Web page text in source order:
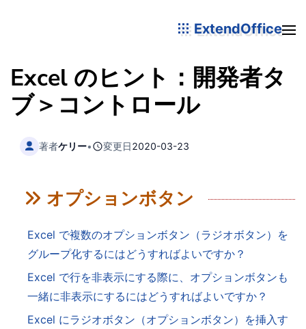
ExtendOffice
Excel のヒント：開発者タ
ブ＞コントロール
著者ケリー• 変更日2020-03-23
オプションボタン
Excel で複数のオプションボタン（ラジオボタン）を
グループ化するにはどうすればよいですか？
Excel で行を非表示にする際に、オプションボタンも
一緒に非表示にするにはどうすればよいですか？
Excel にラジオボタン（オプションボタン）を挿入す